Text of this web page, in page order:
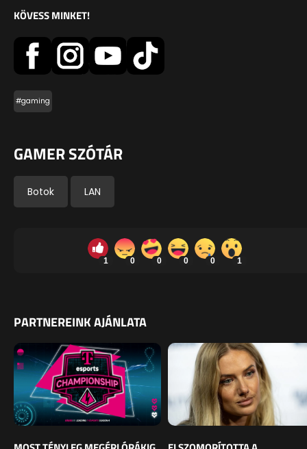
KÖVESS MINKET!
#gaming
GAMER SZÓTÁR
Botok LAN
1 0 0 0 0 1
PARTNEREINK AJÁNLATA